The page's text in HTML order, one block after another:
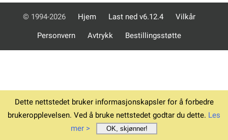
© 1994-2026 Hjem Last ned v6.12.4 Vilkår
Personvern Avtrykk Bestillingsstøtte
Dette nettstedet bruker informasjonskapsler for å forbedre
brukeropplevelsen. Ved å bruke nettstedet godtar du dette. Les
mer >
OK, skjønner!